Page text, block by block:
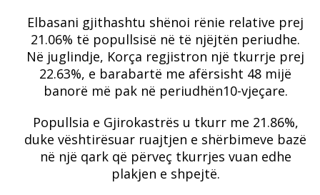
Elbasani gjithashtu shënoi rënie relative prej
21.06% të popullsisë në të njëjtën periudhe.
Në juglindje, Korça regjistron një tkurrje prej
22.63%, e barabartë me afërsisht 48 mijë
banorë më pak në periudhën10-vjeçare.
Popullsia e Gjirokastrës u tkurr me 21.86%,
duke vështirësuar ruajtjen e shërbimeve bazë
në një qark që përveç tkurrjes vuan edhe
plakjen e shpejtë.